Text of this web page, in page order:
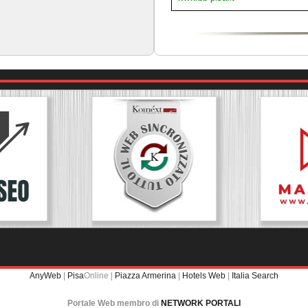
AnyWeb | PisaOnline | Piazza Armerina | Hotels Web | Italia Search
Portale Web membro di NETWORK PORTALI